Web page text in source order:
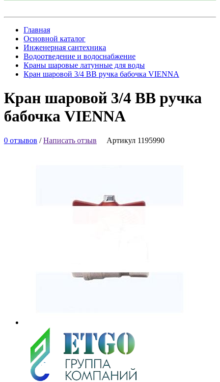
Главная
Основной каталог
Инженерная сантехника
Водоотведение и водоснабжение
Краны шаровые латунные для воды
Кран шаровой 3/4 ВВ ручка бабочка VIENNA
Кран шаровой 3/4 ВВ ручка
бабочка VIENNA
0 отзывов /Написать отзыв Артикул 1195990